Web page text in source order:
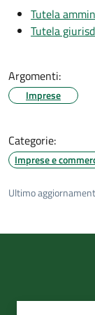
Tutela
Tutela
Argomenti:
Imprese
Categorie:
Imprese e
Ultimo